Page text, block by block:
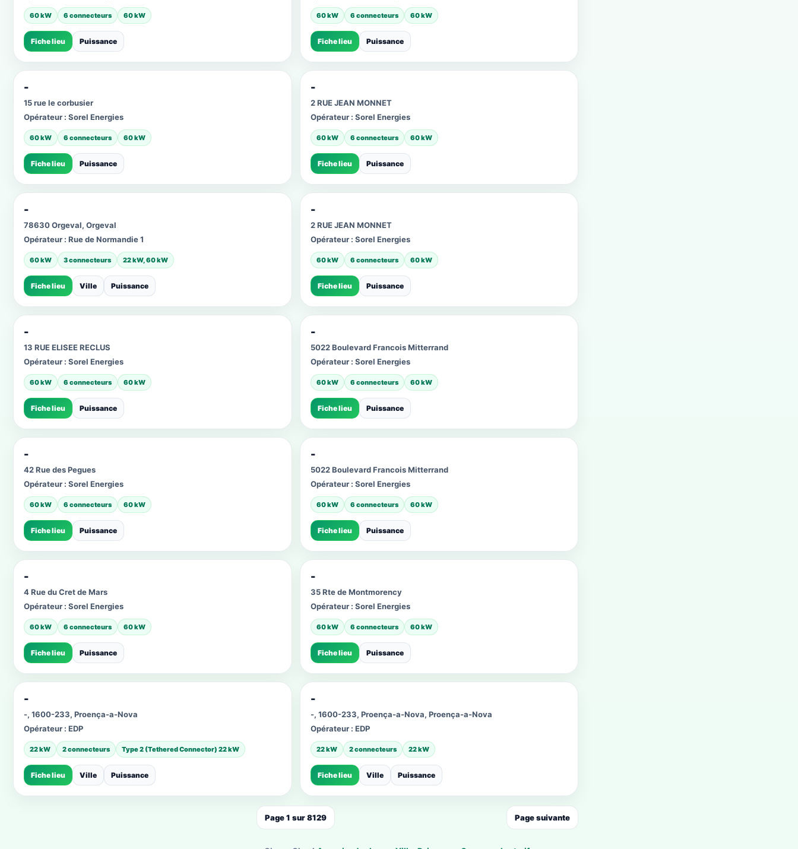
60 kW 6 connecteurs 60 kW
Fiche lieu Puissance
60 kW 6 connecteurs 60 kW
Fiche lieu Puissance
-
15 rue le corbusier
Opérateur : Sorel Energies
60 kW 6 connecteurs 60 kW
Fiche lieu Puissance
-
2 RUE JEAN MONNET
Opérateur : Sorel Energies
60 kW 6 connecteurs 60 kW
Fiche lieu Puissance
-
78630 Orgeval, Orgeval
Opérateur : Rue de Normandie 1
60 kW 3 connecteurs 22 kW, 60 kW
Fiche lieu Ville Puissance
-
2 RUE JEAN MONNET
Opérateur : Sorel Energies
60 kW 6 connecteurs 60 kW
Fiche lieu Puissance
-
13 RUE ELISEE RECLUS
Opérateur : Sorel Energies
60 kW 6 connecteurs 60 kW
Fiche lieu Puissance
-
5022 Boulevard Francois Mitterrand
Opérateur : Sorel Energies
60 kW 6 connecteurs 60 kW
Fiche lieu Puissance
-
42 Rue des Pegues
Opérateur : Sorel Energies
60 kW 6 connecteurs 60 kW
Fiche lieu Puissance
-
5022 Boulevard Francois Mitterrand
Opérateur : Sorel Energies
60 kW 6 connecteurs 60 kW
Fiche lieu Puissance
-
4 Rue du Cret de Mars
Opérateur : Sorel Energies
60 kW 6 connecteurs 60 kW
Fiche lieu Puissance
-
35 Rte de Montmorency
Opérateur : Sorel Energies
60 kW 6 connecteurs 60 kW
Fiche lieu Puissance
-
-, 1600-233, Proença-a-Nova
Opérateur : EDP
22 kW 2 connecteurs Type 2 (Tethered Connector) 22 kW
Fiche lieu Ville Puissance
-
-, 1600-233, Proença-a-Nova, Proença-a-Nova
Opérateur : EDP
22 kW 2 connecteurs 22 kW
Fiche lieu Ville Puissance
Page 1 sur 8129 Page suivante